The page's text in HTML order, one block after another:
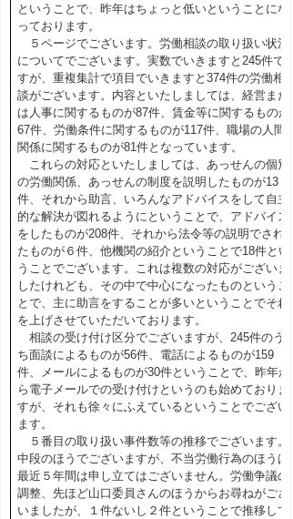
ということで、昨年はちょっと低いということにな
っております。
５ページでございます。労働相談の取り扱い状況
についてでございます。実数でいきますと245件で
すが、重複集計で項目でいきますと374件の労働相
談がございます。内容といたしましては、経営また
は人事に関するものが87件、賃金等に関するものが
67件、労働条件に関するものが117件、職場の人間
関係に関するものが81件となっています。
これらの対応といたしましては、あっせんの個別
の労働関係、あっせんの制度を説明したものが13
件、それから助言、いろんなアドバイスをして自主
的な解決が図れるようにということで、アドバイス
をしたものが208件、それから法令等の説明でされ
たものが６件、他機関の紹介ということで18件とい
うことでございます。これは複数の対応がございま
したけれども、その中で中心になったものというこ
とで、主に助言をすることが多いということでそれ
を上げさせていただいております。
相談の受け付け区分でございますが、245件のう
ち面談によるものが56件、電話によるものが159
件、メールによるものが30件ということで、昨年か
ら電子メールでの受け付けというのも始めておりま
すが、それも徐々にふえているということでござい
ます。
５番目の取り扱い事件数等の推移でございます。
中段のほうでございますが、不当労働行為のほうは
最近５年間は申し立てはございません。労働争議の
調整、先ほど山口委員さんのほうからお尋ねがござ
いましたが、１件ないし２件ということで推移して